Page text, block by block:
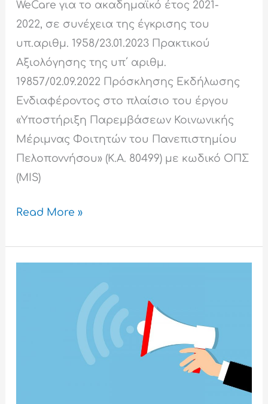
WeCare για το ακαδημαϊκό έτος 2021-
2022, σε συνέχεια της έγκρισης του
υπ.αριθμ. 1958/23.01.2023 Πρακτικού
Αξιολόγησης της υπ΄ αριθμ.
19857/02.09.2022 Πρόσκλησης Εκδήλωσης
Ενδιαφέροντος στο πλαίσιο του έργου
«Υποστήριξη Παρεμβάσεων Κοινωνικής
Μέριμνας Φοιτητών του Πανεπιστημίου
Πελοποννήσου» (Κ.Α. 80499) με κωδικό ΟΠΣ
(MIS)
Read More »
των αναρτημένων
πινάκων δικαιούχων